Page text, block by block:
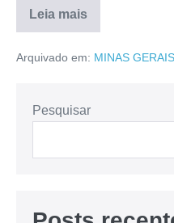
Leia mais
Arquivado em: MINAS GERAIS
Pesquisar